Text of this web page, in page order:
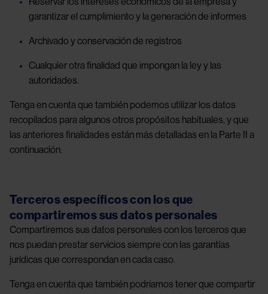
garantizar el cumplimiento y la generación de informes
Archivado y conservación de registros
Cualquier otra finalidad que impongan la ley y las
autoridades.
Tenga en cuenta que también podemos utilizar los datos
recopilados para algunos otros propósitos habituales, y que
las anteriores finalidades están más detalladas en la Parte II a
continuación.
Terceros específicos con los que
compartiremos sus datos personales
Compartiremos sus datos personales con los terceros que
nos puedan prestar servicios siempre con las garantías
jurídicas que correspondan en cada caso.
Tenga en cuenta que también podríamos tener que compartir